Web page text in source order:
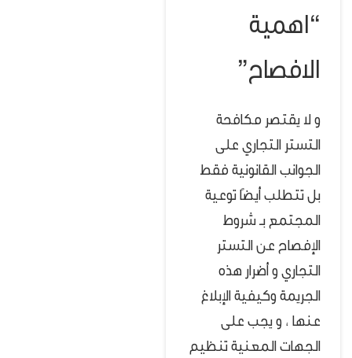
“اهمية
الافصاح”
و لا يقتصر مكافحة
التستر التجاري على
الجوانب القانونية فقط
بل تتطلب أيضًا توعية
المجتمع بـ شروط
الإفصاح عن التستر
التجاري و أضرار هذه
الجريمة وكيفية الإبلاغ
عنها ، و يجب على
الجهات المعنية تنظيم